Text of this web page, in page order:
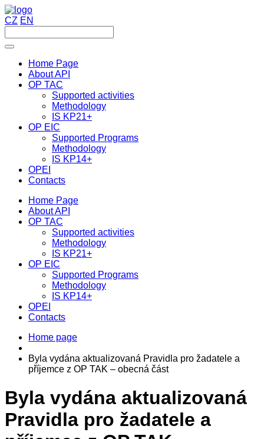
CZ EN
Home Page
About API
OP TAC
Supported activities
Methodology
IS KP21+
OP EIC
Supported Programs
Methodology
IS KP14+
OPEI
Contacts
Home Page
About API
OP TAC
Supported activities
Methodology
IS KP21+
OP EIC
Supported Programs
Methodology
IS KP14+
OPEI
Contacts
Home page
Byla vydána aktualizovaná Pravidla pro žadatele a
příjemce z OP TAK – obecná část
Byla vydána aktualizovaná
Pravidla pro žadatele a